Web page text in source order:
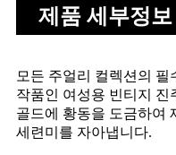
제품 세부정보
모든 주얼리 컬렉션의
작품인 여성용 빈티지 진
골드에 황동을 도금하여
세련미를 자아냅니다.